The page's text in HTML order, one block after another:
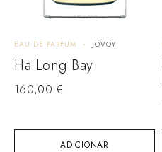
ADICIONAR
EAU DE PARFUM JOVOY
Ha Long Bay
160,00 €